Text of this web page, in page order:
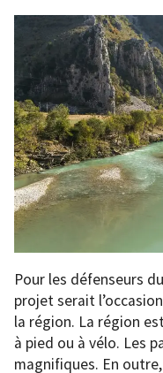
Pour les défenseurs
projet serait
la région. La région
à pied ou à vélo. Les
magnifiques. En